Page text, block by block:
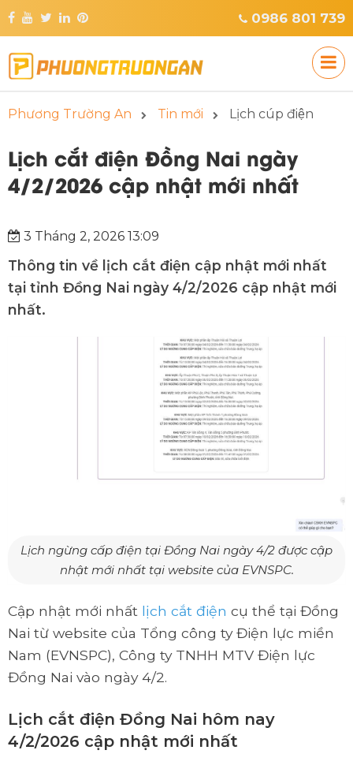
0986 801 739
Phương Trường An Tin mới Lịch cúp điện
Lịch cắt điện Đồng Nai ngày
4/2/2026 cập nhật mới nhất
3 Tháng 2, 2026 13:09
Thông tin về lịch cắt điện cập nhật mới nhất
tại tỉnh Đồng Nai ngày 4/2/2026 cập nhật mới
nhất.
Lịch ngừng cấp điện tại Đồng Nai ngày 4/2 được cập
nhật mới nhất tại website của EVNSPC.
Cập nhật mới nhất lịch cắt điện cụ thể tại Đồng
Nai từ website của Tổng công ty Điện lực miền
Nam (EVNSPC), Công ty TNHH MTV Điện lực
Đồng Nai vào ngày 4/2.
Lịch cắt điện Đồng Nai hôm nay
4/2/2026 cập nhật mới nhất